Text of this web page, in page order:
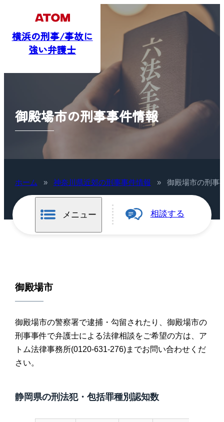
横浜の刑事/事故に
御殿場市の刑事事件情報
ホーム » 神奈川県近郊の刑事事件情報 » 御殿場市の刑事
メニュー 相談する
御殿場市
御殿場市の警察署で逮捕・勾留されたり、御殿場市の
刑事事件で弁護士による法律相談をご希望の方は、ア
トム法律事務所(0120-631-276)までお問い合わせくだ
さい。
静岡県の刑法犯・包括罪種別認知数